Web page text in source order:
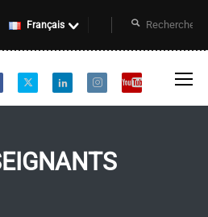
Français